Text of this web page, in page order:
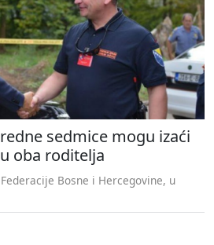
sedmice mogu izaći
oba roditelja
Bosne i Hercegovine, u